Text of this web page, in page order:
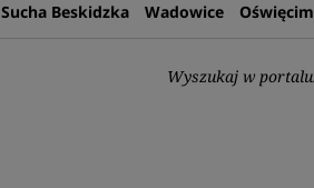
Sucha Beskidzka Wadowice Oświęcim